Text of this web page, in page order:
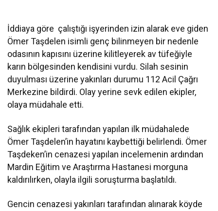
İddiaya göre çalıştığı işyerinden izin alarak eve giden
Ömer Taşdelen isimli genç bilinmeyen bir nedenle
odasının kapısını üzerine kilitleyerek av tüfeğiyle
karın bölgesinden kendisini vurdu. Silah sesinin
duyulması üzerine yakınları durumu 112 Acil Çağrı
Merkezine bildirdi. Olay yerine sevk edilen ekipler,
olaya müdahale etti.
Sağlık ekipleri tarafından yapılan ilk müdahalede
Ömer Taşdelen’in hayatını kaybettiği belirlendi. Ömer
Taşdeken’in cenazesi yapılan incelemenin ardından
Mardin Eğitim ve Araştırma Hastanesi morguna
kaldırılırken, olayla ilgili soruşturma başlatıldı.
Gencin cenazesi yakınları tarafından alınarak köyde